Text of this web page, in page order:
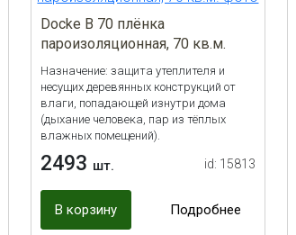
Docke B 70 плёнка
пароизоляционная, 70 кв.м.
Назначение: защита утеплителя и
несущих деревянных конструкций от
влаги, попадающей изнутри дома
(дыхание человека, пар из тёплых
влажных помещений).
2493 шт. id: 15813
В корзину Подробнее